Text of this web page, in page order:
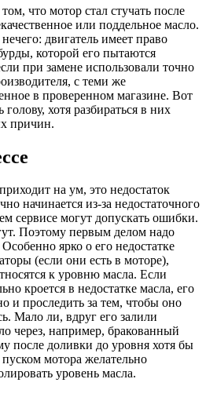
что мотор стал стучать после
или поддельное масло.
двигатель имеет право
которой его пытаются
при замене использовали точно
с теми же
в проверенном магазине. Вот
хотя разбираться в них
причин.
на ум, это недостаток
начинается из-за недостаточного
сервисе могут допускать ошибки.
Поэтому первым делом надо
ярко о его недостатке
(если они есть в моторе),
к уровню масла. Если
кроется в недостатке масла, его
и проследить за тем, чтобы оно
Мало ли, вдруг его залили
через, например, бракованный
после доливки до уровня хотя бы
мотора желательно
уровень масла.